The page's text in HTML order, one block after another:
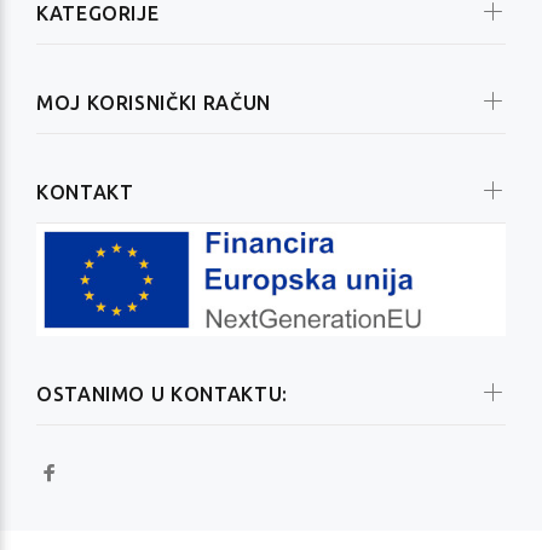
OSTANIMO U KONTAKTU:
KATEGORIJE
MOJ KORISNIČKI RAČUN
KONTAKT